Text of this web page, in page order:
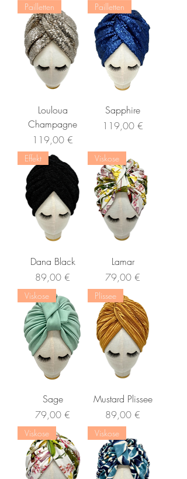
Pailletten
Louloua
Champagne
Preis
119,00 €
Pailletten
Sapphire
Preis
119,00 €
Effekt
Dana Black
Preis
89,00 €
Viskose
Lamar
Preis
79,00 €
Viskose
Sage
Preis
79,00 €
Plissee
Mustard Plissee
Preis
89,00 €
Viskose Viskose